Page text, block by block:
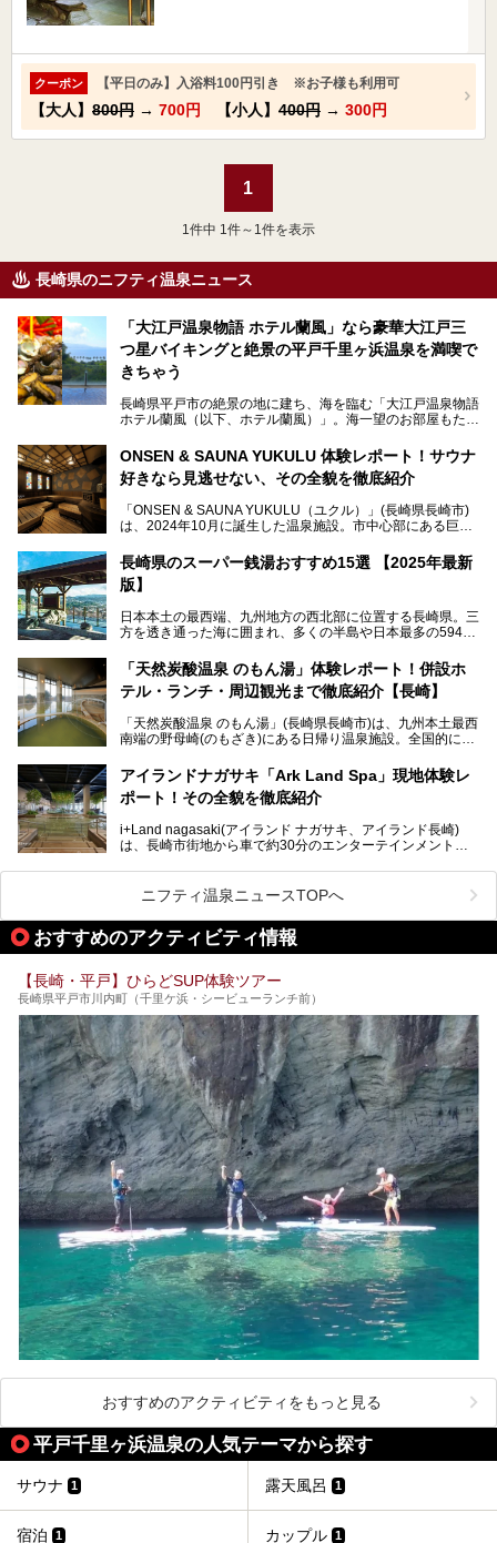
クーポン 【平日のみ】入浴料100円引き ※お子様も利用可
【大人】 800円 → 700円 【小人】 400円 → 300円
1
1 件中 1件～1件を表示
長崎県のニフティ温泉ニュース
「大江戸温泉物語 ホテル蘭風」なら豪華大江戸三
つ星バイキングと絶景の平戸千里ヶ浜温泉を満喫で
きちゃう
長崎県平戸市の絶景の地に建ち、海を臨む「大江戸温泉物語
ホテル蘭風（以下、ホテル蘭風）」。海一望のお部屋もたく
三つ星バイキング」がスタート！早速現地で体験してきまし
た。
ークなどおススメのポイントがたっぷりです！周辺観光情報
も含めてご紹介します。
───
提供元：大江戸温泉物語ホテルズ＆リゾーツ株式会社【P
R】
ONSEN & SAUNA YUKULU 体験レポート！サウナ
好きなら見逃せない、その全貌を徹底紹介
「ONSEN & SAUNA YUKULU（ユクル）」(長崎県長崎市)
は、2024年10月に誕生した温泉施設。市中心部にある巨大
当初から多くのサウナ―やスパ好きに注目されています。
そこで今回は、ニフティ温泉ライターである筆者が現地体
験。天然温泉・サウナ・水風呂・別途有料のプレミアムサウ
介します！
長崎県のスーパー銭湯おすすめ15選 【2025年最新
版】
日本本土の最西端、九州地方の西北部に位置する長崎県。三
方を透き通った海に囲まれ、多くの半島や日本最多の594も
しい景観の宝庫です。
長崎県にあるスーパー銭湯にも、長崎ならではの景観を存分
に楽しめる施設がいくつも見られます。眺望自慢が多い長崎
ましょう。
「天然炭酸温泉 のもん湯」体験レポート！併設ホ
テル・ランチ・周辺観光まで徹底紹介【長崎】
「天然炭酸温泉 のもん湯」(長崎県長崎市)は、九州本土最西
南端の野母崎(のもざき)にある日帰り温泉施設。全国的にも
多くの温泉ファンに親しまれています。
今回は、地元九州在住のニフティ温泉ライターである筆者が
大浴場をはじめ、併設のホテル「Nomon長崎」・食事(ラン
チ)・おすすめの周辺観光まで、それらの全貌を徹底紹介し
───
この記事は天然炭酸温泉 のもん湯のPRレポート記事です。
アイランドナガサキ「Ark Land Spa」現地体験レ
ポート！その全貌を徹底紹介
i+Land nagasaki(アイランド ナガサキ、アイランド長崎)
は、長崎市街地から車で約30分のエンターテインメントリ
んのこと多彩なアクティビティが楽しめ、到底一日では遊び
尽くせない程！ 中でも注目すべきは、日帰り可能な3つのス
パ施設です。
験し、3つのスパ施設に焦点を当て、その全貌を徹底紹介。
本編では、i+Land nagasakiのSPAの中核的施設ともいえる
「Ark Land Spa」をご紹介します。
ニフティ温泉ニュースTOPへ
おすすめのアクティビティ情報
【長崎・平戸】ひらどSUP体験ツアー
長崎県平戸市川内町（千里ケ浜・シービューランチ前）
おすすめのアクティビティをもっと見る
平戸千里ヶ浜温泉の人気テーマから探す
サウナ 1 露天風呂 1
宿泊 1 カップル 1